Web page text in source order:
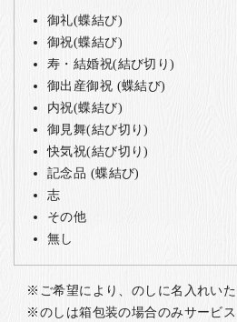
御礼(蝶結び)
御祝(蝶結び)
寿・結婚祝(結び切り)
御出産御祝 (蝶結び)
内祝(蝶結び)
御見舞(結び切り)
快気祝(結び切り)
記念品 (蝶結び)
志
その他
無し
ご希望により、のしに名入れいた
のしは箱包装の場合のみサービス